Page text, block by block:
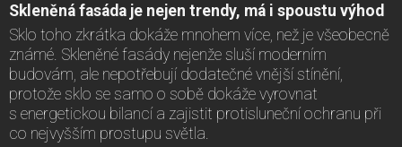
Skleněná fasáda je nejen trendy, má i spoustu výhod
Sklo toho zkrátka dokáže mnohem více, než je všeobecně
známé. Skleněné fasády nejenže sluší moderním
budovám, ale nepotřebují dodatečné vnější stínění,
protože sklo se samo o sobě dokáže vyrovnat
s energetickou bilancí a zajistit protisluneční ochranu při
co nejvyšším prostupu světla.